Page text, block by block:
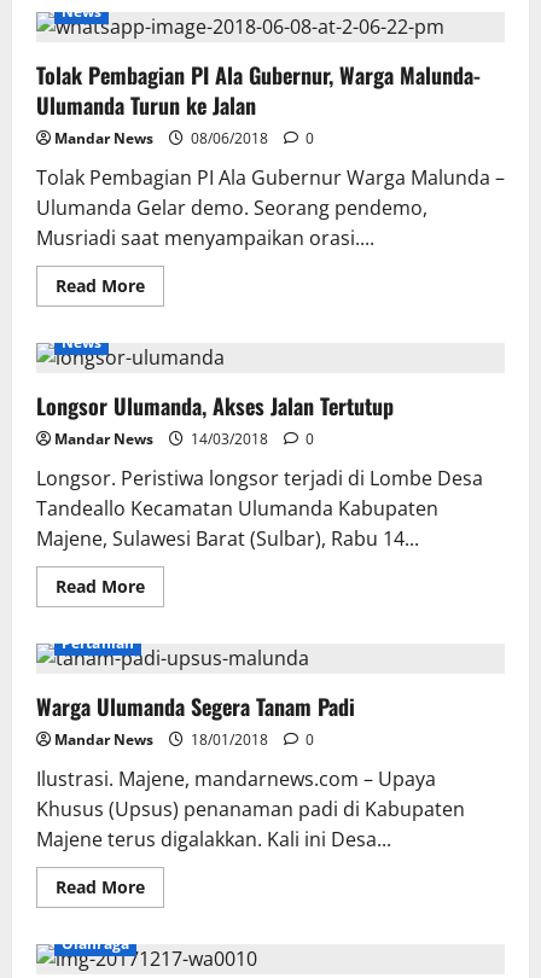
Ulumanda
Berjibaku
Lumpur
News
Tolak Pembagian PI Ala Gubernur, Warga Malunda-
Ulumanda Turun ke Jalan
Mandar News 08/06/2018 0
Tolak Pembagian PI Ala Gubernur Warga Malunda –
Ulumanda Gelar demo. Seorang pendemo,
Musriadi saat menyampaikan orasi....
Read MoreRead
more
Pembagian
PI
Gubernur,
Warga
Malunda-
Ulumanda
Turun
ke
Jalan
News
Longsor Ulumanda, Akses Jalan Tertutup
Mandar News 14/03/2018 0
Longsor. Peristiwa longsor terjadi di Lombe Desa
Tandeallo Kecamatan Ulumanda Kabupaten
Majene, Sulawesi Barat (Sulbar), Rabu 14...
Read MoreRead
more
Ulumanda,
Akses
Tertutup
Pertanian
Warga Ulumanda Segera Tanam Padi
Mandar News 18/01/2018 0
Ilustrasi. Majene, mandarnews.com – Upaya
Khusus (Upsus) penanaman padi di Kabupaten
Majene terus digalakkan. Kali ini Desa...
Read MoreRead
more
Ulumanda
Segera
Olahraga